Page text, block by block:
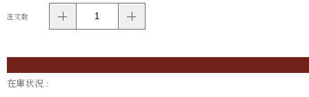
注文数
在庫状況 :